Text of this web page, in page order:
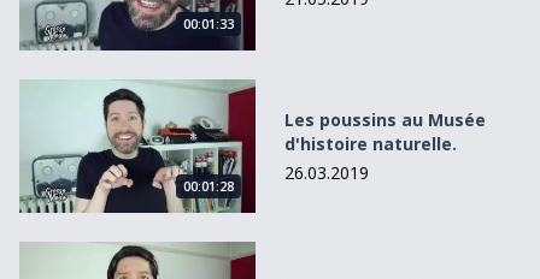
00:01:33
Les poussins au Musée d&#039;histoire naturelle.
00:01:28
Les poussins au Musée
d'histoire naturelle.
26.03.2019
Aux uuurnes citoyens